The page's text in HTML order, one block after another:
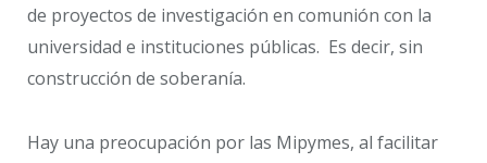
de proyectos de investigación en comunión con la
universidad e instituciones públicas. Es decir, sin
construcción de soberanía.
Hay una preocupación por las Mipymes, al facilitar